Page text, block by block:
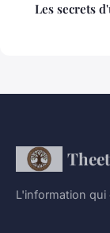
Les secrets
L'information qui